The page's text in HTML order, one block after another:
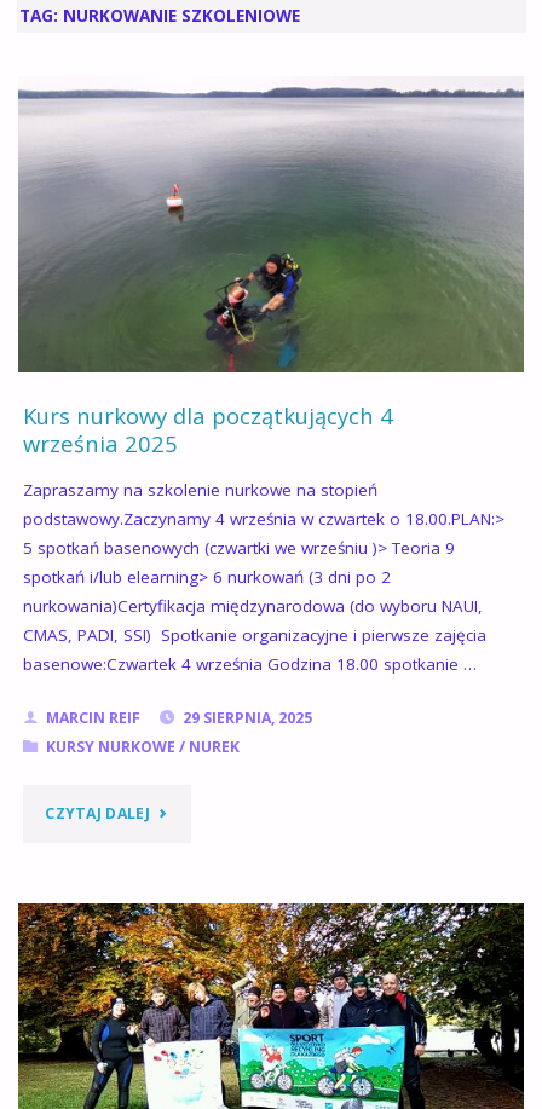
TAG: NURKOWANIE SZKOLENIOWE
Kurs nurkowy dla początkujących 4
września 2025
Zapraszamy na szkolenie nurkowe na stopień
podstawowy.Zaczynamy 4 września w czwartek o 18.00.PLAN:>
5 spotkań basenowych (czwartki we wrześniu )> Teoria 9
spotkań i/lub elearning> 6 nurkowań (3 dni po 2
nurkowania)Certyfikacja międzynarodowa (do wyboru NAUI,
CMAS, PADI, SSI) Spotkanie organizacyjne i pierwsze zajęcia
basenowe:Czwartek 4 września Godzina 18.00 spotkanie …
MARCIN REIF
29 SIERPNIA, 2025
KURSY NURKOWE / NUREK
CZYTAJ DALEJ"KURS
DLA
POCZĄTKUJĄCYCH
4
WRZEŚNIA
2025"